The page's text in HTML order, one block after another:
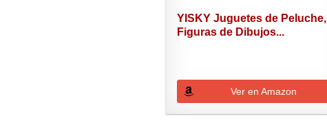
YISKY Juguetes de Peluche,
Figuras de Dibujos...
Ver en Amazon